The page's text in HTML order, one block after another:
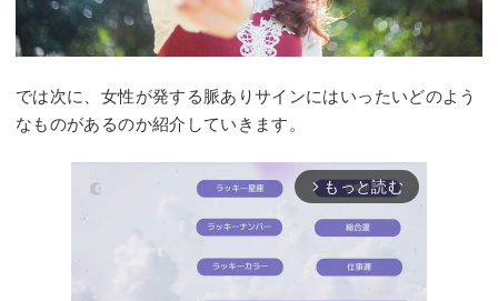
では次に、女性が発する脈ありサインにはいったいどのよう
なものがあるのか紹介していきます。
arrow_forward_ios もっと読む